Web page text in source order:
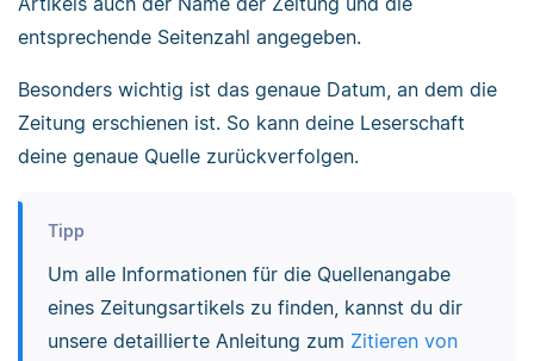
entsprechende Seitenzahl angegeben.
Besonders wichtig ist das genaue Datum, an dem die
Zeitung erschienen ist. So kann deine Leserschaft
deine genaue Quelle zurückverfolgen.
Tipp
Um alle Informationen für die Quellenangabe
eines Zeitungsartikels zu finden, kannst du dir
unsere detaillierte Anleitung zum Zitieren von